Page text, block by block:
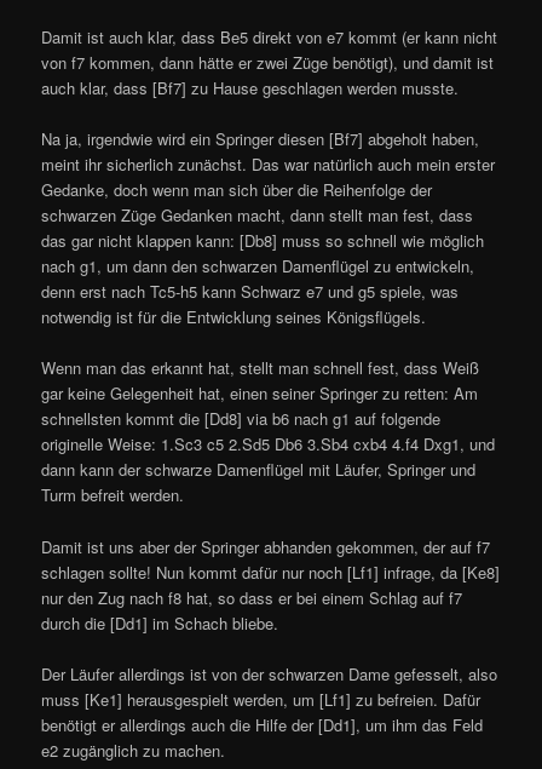
Damit ist auch klar, dass Be5 direkt von e7 kommt (er kann nicht
von f7 kommen, dann hätte er zwei Züge benötigt), und damit ist
auch klar, dass [Bf7] zu Hause geschlagen werden musste.
Na ja, irgendwie wird ein Springer diesen [Bf7] abgeholt haben,
meint ihr sicherlich zunächst. Das war natürlich auch mein erster
Gedanke, doch wenn man sich über die Reihenfolge der
schwarzen Züge Gedanken macht, dann stellt man fest, dass
das gar nicht klappen kann: [Db8] muss so schnell wie möglich
nach g1, um dann den schwarzen Damenflügel zu entwickeln,
denn erst nach Tc5-h5 kann Schwarz e7 und g5 spiele, was
notwendig ist für die Entwicklung seines Königsflügels.
Wenn man das erkannt hat, stellt man schnell fest, dass Weiß
gar keine Gelegenheit hat, einen seiner Springer zu retten: Am
schnellsten kommt die [Dd8] via b6 nach g1 auf folgende
originelle Weise: 1.Sc3 c5 2.Sd5 Db6 3.Sb4 cxb4 4.f4 Dxg1, und
dann kann der schwarze Damenflügel mit Läufer, Springer und
Turm befreit werden.
Damit ist uns aber der Springer abhanden gekommen, der auf f7
schlagen sollte! Nun kommt dafür nur noch [Lf1] infrage, da [Ke8]
nur den Zug nach f8 hat, so dass er bei einem Schlag auf f7
durch die [Dd1] im Schach bliebe.
Der Läufer allerdings ist von der schwarzen Dame gefesselt, also
muss [Ke1] herausgespielt werden, um [Lf1] zu befreien. Dafür
benötigt er allerdings auch die Hilfe der [Dd1], um ihm das Feld
e2 zugänglich zu machen.